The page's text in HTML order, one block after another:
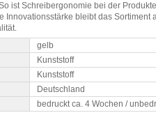
ist Schreibergonomie bei der
Innovationsstärke bleibt das Sortiment
gelb
Kunststoff
Kunststoff
Deutschland
bedruckt ca. 4 Wochen /